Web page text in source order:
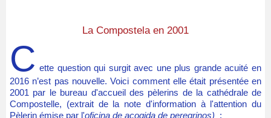
La Compostela en 2001
C ette question qui surgit avec une plus grande acuité en
2016 n’est pas nouvelle. Voici comment elle était présentée en
2001 par le bureau d'accueil des pèlerins de la cathédrale de
Compostelle, (extrait de la note d'information à l'attention du
Pèlerin émise par l'oficina de acogida de peregrinos) :